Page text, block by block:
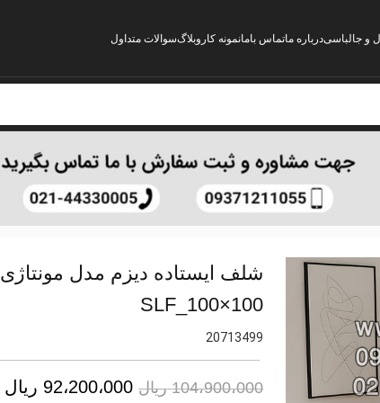
و جالباسیدرباره ماتماس بامانمونه کار وبلاگسوالات متداول
شلف ایستاده دیزم مدل مونتاژی
SLF_100×100
20713499
104،900،000 ریال 92،200،000 ریال